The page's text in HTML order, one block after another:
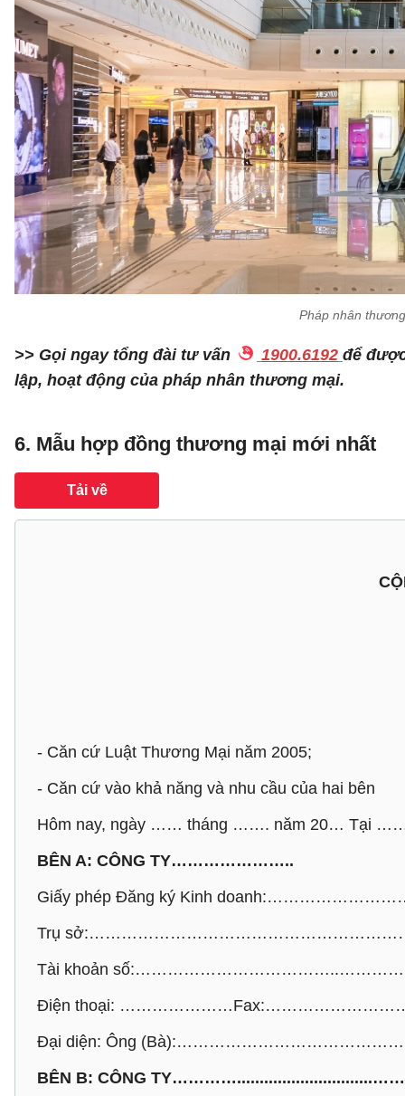
Pháp nhân
>> Gọi ngay tổng đài tư vấn 1900.6192 để
lập, hoạt động của pháp nhân thương mại.
6. Mẫu hợp đồng thương mại mới nhất
Tải về
- Căn cứ Luật Thương Mại năm 2005;
- Căn cứ vào khả năng và nhu cầu của hai bên
Hôm nay, ngày …… tháng ……. năm 20… Tại
BÊN A: CÔNG TY…………………..
Giấy phép Đăng ký Kinh
Trụ
Tài khoản
Điện thoại:
Đại diện: Ông
BÊN B: CÔNG